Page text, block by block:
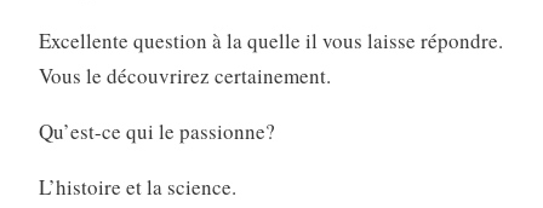
Excellente question à la quelle il vous laisse répondre.
Vous le découvrirez certainement.
Qu’est-ce qui le passionne?
L’histoire et la science.